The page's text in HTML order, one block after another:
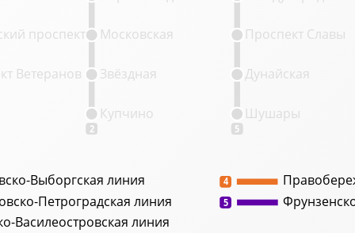
Выборгская линия
Петроградская линия
Василеостровская линия
4
5
2 5
Ветеранов
проспект
Купчино
Звёздная
Московская Проспект Славы
Дунайская
Шушары